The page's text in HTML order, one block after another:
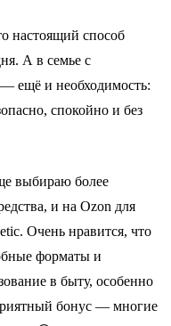
настоящий способ
А в семье с
ещё и необходимость:
спокойно и без
выбираю более
и на Ozon для
Очень нравится, что
форматы и
в быту, особенно
бонус — многие